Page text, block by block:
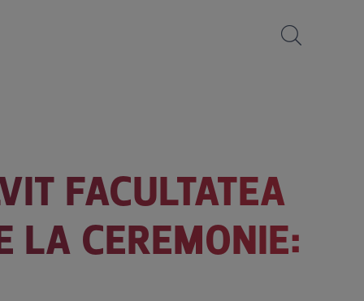
FACULTATEA
LA CEREMONIE: